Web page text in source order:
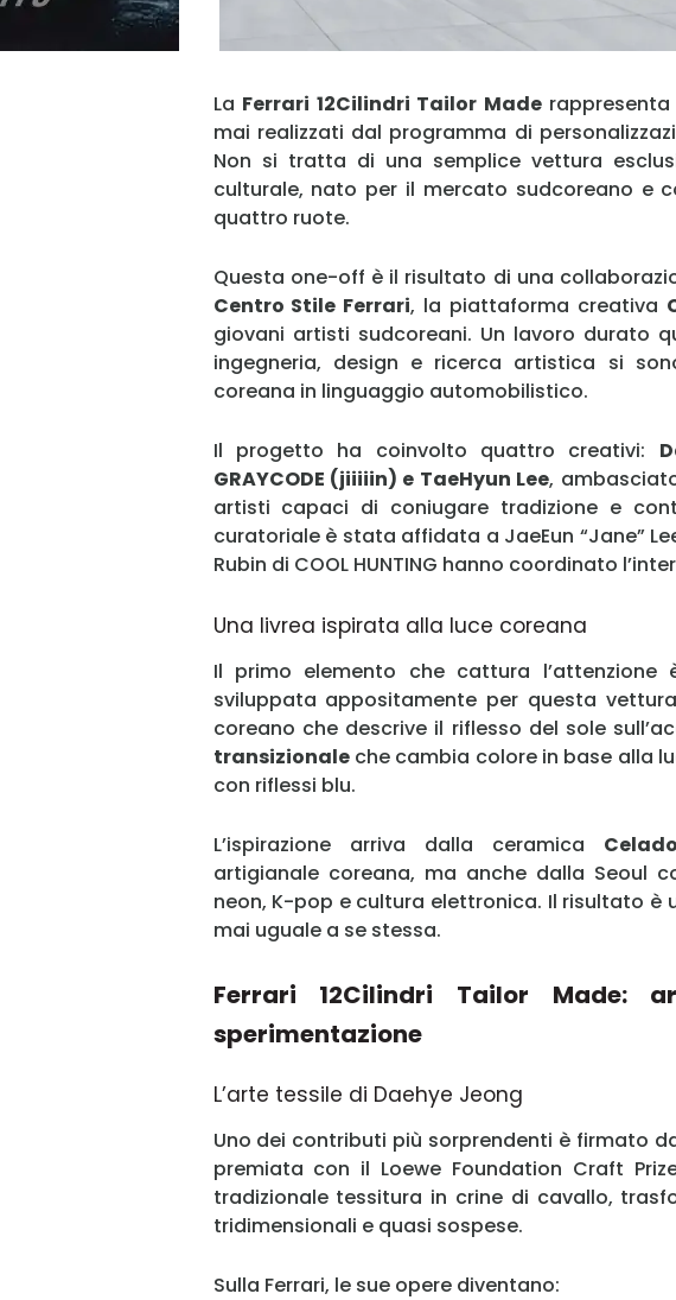
La Ferrari 12Cilindri Tailor Maderappresenta
mai realizzati dal programma di
Non si tratta di una semplice vettura
culturale, nato per il mercato sudcoreano e
quattro ruote.
Questa one-off è il risultato di una
Centro Stile Ferrari, la piattaforma creativa
giovani artisti sudcoreani. Un lavoro durato
ingegneria, design e ricerca artistica si
coreana in linguaggio automobilistico.
Il progetto ha coinvolto quattro creativi:
GRAYCODE (jiiiiin) e TaeHyun Lee,
artisti capaci di coniugare tradizione e
curatoriale è stata affidata a JaeEun “Jane”
Rubin di COOL HUNTING hanno coordinato
Una livrea ispirata alla luce coreana
Il primo elemento che cattura l’attenzione
sviluppata appositamente per questa
coreano che descrive il riflesso del sole
transizionaleche cambia colore in base alla
con riflessi blu.
L’ispirazione arriva dalla ceramica
artigianale coreana, ma anche dalla Seoul
neon, K-pop e cultura elettronica. Il risultato è
mai uguale a se stessa.
Ferrari 12Cilindri Tailor Made:
sperimentazione
L’arte tessile di Daehye Jeong
Uno dei contributi più sorprendenti è firmato
premiata con il Loewe Foundation Craft
tradizionale tessitura in crine di cavallo,
tridimensionali e quasi sospese.
Sulla Ferrari, le sue opere diventano: